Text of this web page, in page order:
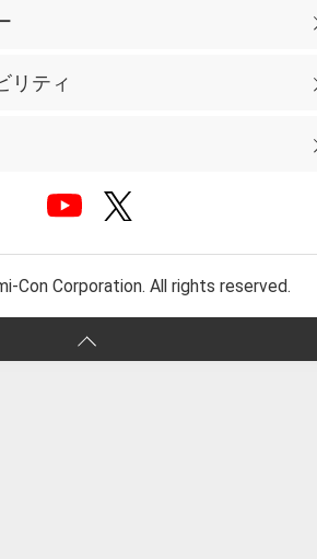
リティ
Con Corporation. All rights reserved.